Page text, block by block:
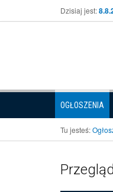
Dzisiaj jest:
OGŁOSZENIA
Tu jesteś: